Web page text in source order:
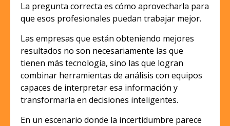
La pregunta correcta es cómo aprovecharla para
que esos profesionales puedan trabajar mejor.
Las empresas que están obteniendo mejores
resultados no son necesariamente las que
tienen más tecnología, sino las que logran
combinar herramientas de análisis con equipos
capaces de interpretar esa información y
transformarla en decisiones inteligentes.
En un escenario donde la incertidumbre parece